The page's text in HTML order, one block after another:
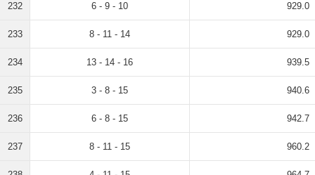
232 6 - 9 - 10 929.0
233 8 - 11 - 14 929.0
234 13 - 14 - 16 939.5
235 3 - 8 - 15 940.6
236 6 - 8 - 15 942.7
237 8 - 11 - 15 960.2